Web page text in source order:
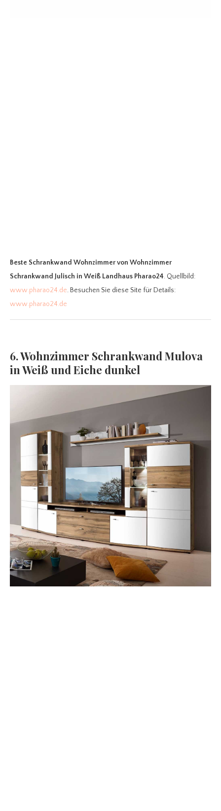
Beste Schrankwand Wohnzimmervon Wohnzimmer
Schrankwand Julisch in Weiß Landhaus Pharao24. Quellbild:
www.pharao24.de. Besuchen Sie diese Site für Details:
www.pharao24.de
6. Wohnzimmer Schrankwand Mulova
in Weiß und Eiche dunkel